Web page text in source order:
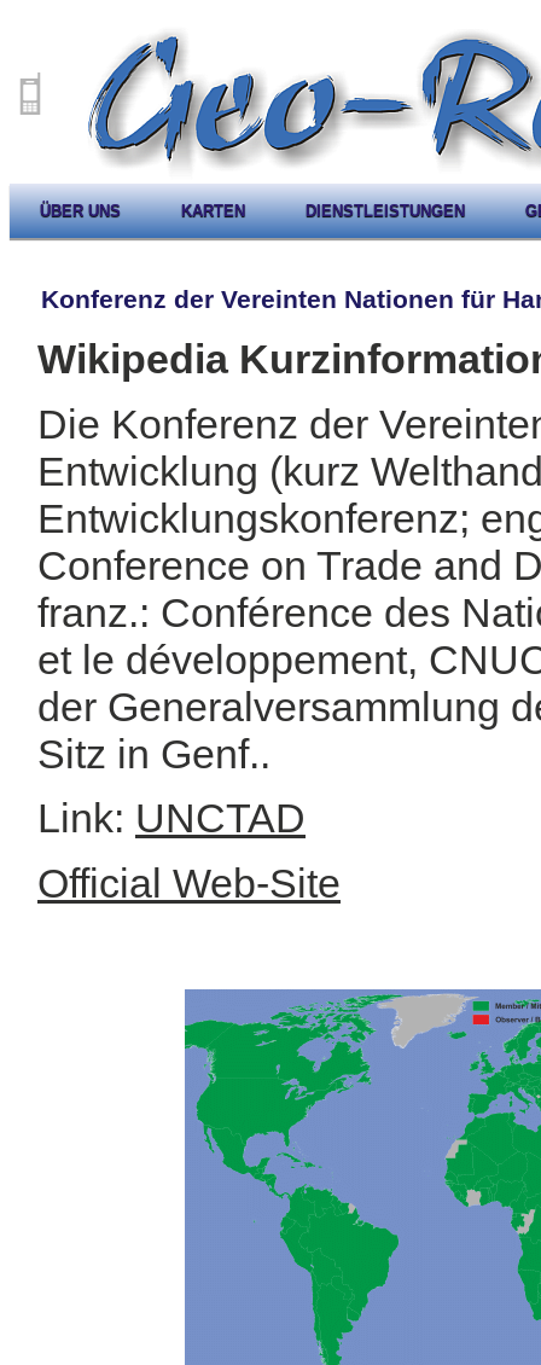
ÜBER UNS KARTEN DIENSTLEISTUNGEN
Konferenz der Vereinten Nationen für
Wikipedia
Die Konferenz der
Entwicklung (kurz
Entwicklungskonferenz;
Conference on Trade and
franz.: Conférence des
et le développement,
der Generalversammlung
Sitz in Genf..
Link: UNCTAD
Official Web-Site